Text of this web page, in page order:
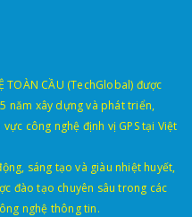
2.790.000đ (1 mắt
3.090.000đ (2 mắt
3.190.000đ (2 mắt
3.590.000đ
TOÀN CẦU (TechGlobal) được
năm xây dựng và phát triển,
công nghệ định vị GPS tại Việt
sáng tạo và giàu nhiệt huyết,
đào tạo chuyên sâu trong các
nghệ thông tin.